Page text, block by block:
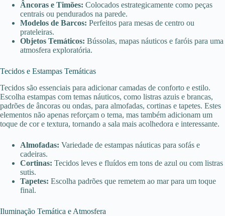
Âncoras e Timões: Colocados estrategicamente como peças
centrais ou pendurados na parede.
Modelos de Barcos: Perfeitos para mesas de centro ou
prateleiras.
Objetos Temáticos: Bússolas, mapas náuticos e faróis para uma
atmosfera exploratória.
Tecidos e Estampas Temáticas
Tecidos são essenciais para adicionar camadas de conforto e estilo.
Escolha estampas com temas náuticos, como listras azuis e brancas,
padrões de âncoras ou ondas, para almofadas, cortinas e tapetes. Estes
elementos não apenas reforçam o tema, mas também adicionam um
toque de cor e textura, tornando a sala mais acolhedora e interessante.
Almofadas: Variedade de estampas náuticas para sofás e
cadeiras.
Cortinas: Tecidos leves e fluídos em tons de azul ou com listras
sutis.
Tapetes: Escolha padrões que remetem ao mar para um toque
final.
Iluminação Temática e Atmosfera